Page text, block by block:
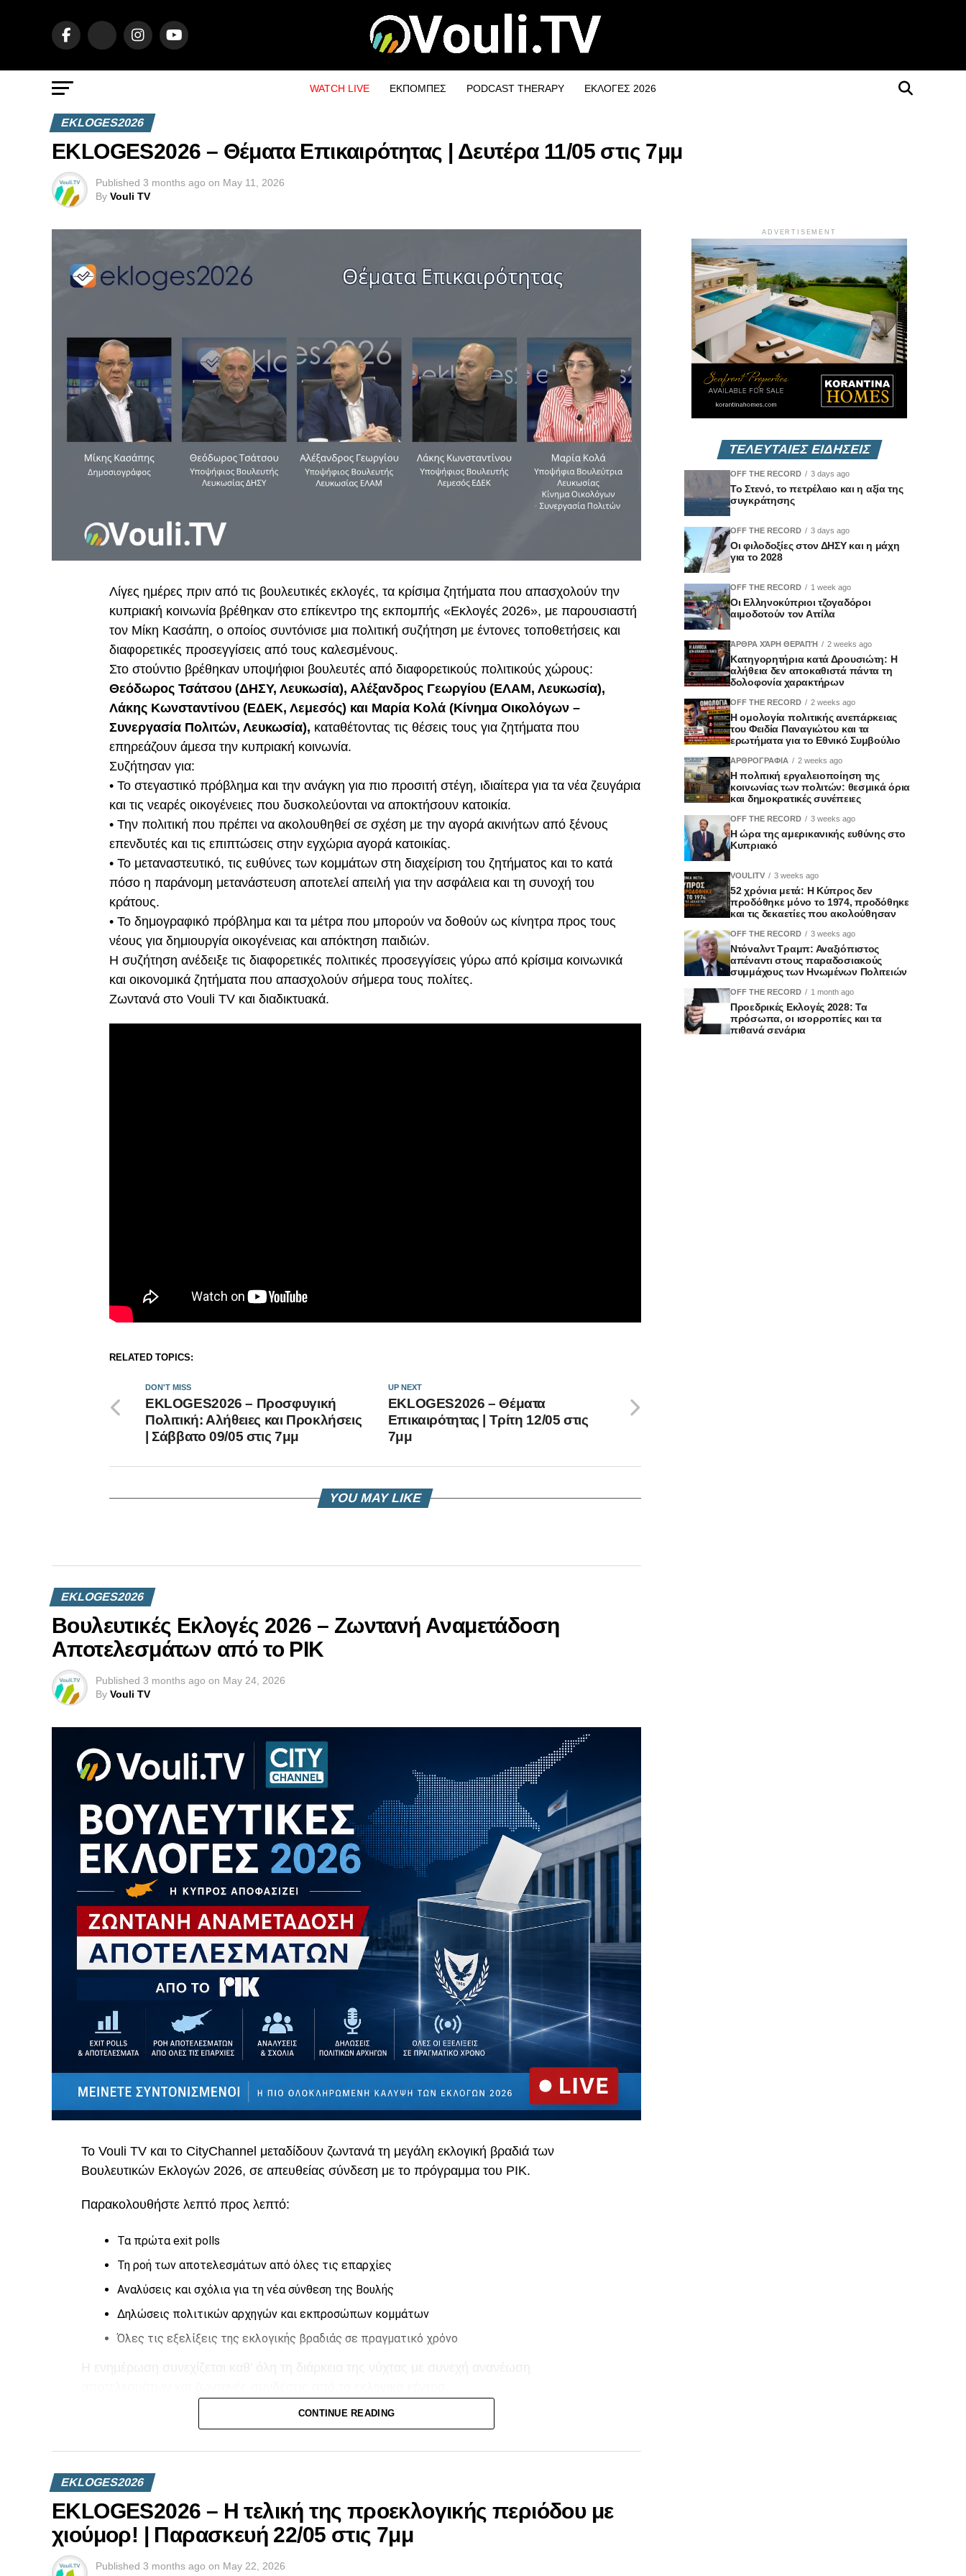
WATCH LIVE ΕΚΠΟΜΠΕΣ PODCAST THERAPY ΕΚΛΟΓΕΣ 2026
EKLOGES2026
EKLOGES2026 – Θέματα Επικαιρότητας | Δευτέρα 11/05 στις 7μμ
Published 3 months ago on May 11, 2026
By Vouli TV
Λίγες ημέρες πριν από τις βουλευτικές εκλογές, τα κρίσιμα ζητήματα που απασχολούν την
κυπριακή κοινωνία βρέθηκαν στο επίκεντρο της εκπομπής «Εκλογές 2026», με παρουσιαστή
τον Μίκη Κασάπη, ο οποίος συντόνισε μια πολιτική συζήτηση με έντονες τοποθετήσεις και
διαφορετικές προσεγγίσεις από τους καλεσμένους.
Στο στούντιο βρέθηκαν υποψήφιοι βουλευτές από διαφορετικούς πολιτικούς χώρους:
Θεόδωρος Τσάτσου (ΔΗΣΥ, Λευκωσία), Αλέξανδρος Γεωργίου (ΕΛΑΜ, Λευκωσία),
Λάκης Κωνσταντίνου (ΕΔΕΚ, Λεμεσός) και Μαρία Κολά (Κίνημα Οικολόγων –
Συνεργασία Πολιτών, Λευκωσία), καταθέτοντας τις θέσεις τους για ζητήματα που
επηρεάζουν άμεσα την κυπριακή κοινωνία.
Συζήτησαν για:
• Το στεγαστικό πρόβλημα και την ανάγκη για πιο προσιτή στέγη, ιδιαίτερα για τα νέα ζευγάρια
και τις νεαρές οικογένειες που δυσκολεύονται να αποκτήσουν κατοικία.
• Την πολιτική που πρέπει να ακολουθηθεί σε σχέση με την αγορά ακινήτων από ξένους
επενδυτές και τις επιπτώσεις στην εγχώρια αγορά κατοικίας.
• Το μεταναστευτικό, τις ευθύνες των κομμάτων στη διαχείριση του ζητήματος και το κατά
πόσο η παράνομη μετανάστευση αποτελεί απειλή για την ασφάλεια και τη συνοχή του
κράτους.
• Το δημογραφικό πρόβλημα και τα μέτρα που μπορούν να δοθούν ως κίνητρα προς τους
νέους για δημιουργία οικογένειας και απόκτηση παιδιών.
Η συζήτηση ανέδειξε τις διαφορετικές πολιτικές προσεγγίσεις γύρω από κρίσιμα κοινωνικά
και οικονομικά ζητήματα που απασχολούν σήμερα τους πολίτες.
Ζωντανά στο Vouli TV και διαδικτυακά.
RELATED TOPICS:
UP NEXT
EKLOGES2026 – Θέματα
Επικαιρότητας | Τρίτη 12/05 στις
7μμ
DON'T MISS
EKLOGES2026 – Προσφυγική
Πολιτική: Αλήθειες και Προκλήσεις
| Σάββατο 09/05 στις 7μμ
YOU MAY LIKE
EKLOGES2026
Βουλευτικές Εκλογές 2026 – Ζωντανή Αναμετάδοση
Αποτελεσμάτων από το ΡΙΚ
Published 3 months ago on May 24, 2026
By Vouli TV
Το Vouli TV και το CityChannel μεταδίδουν ζωντανά τη μεγάλη εκλογική βραδιά των
Βουλευτικών Εκλογών 2026, σε απευθείας σύνδεση με το πρόγραμμα του ΡΙΚ.
Παρακολουθήστε λεπτό προς λεπτό:
Τα πρώτα exit polls
Τη ροή των αποτελεσμάτων από όλες τις επαρχίες
Αναλύσεις και σχόλια για τη νέα σύνθεση της Βουλής
Δηλώσεις πολιτικών αρχηγών και εκπροσώπων κομμάτων
Όλες τις εξελίξεις της εκλογικής βραδιάς σε πραγματικό χρόνο
Μείνετε συντονισμένοι στο Vouli TV και το CityChannel για την πιο ολοκληρωμένη κάλυψη
CONTINUE READING
EKLOGES2026
EKLOGES2026 – H τελική της προεκλογικής περιόδου με
χιούμορ! | Παρασκευή 22/05 στις 7μμ
Published 3 months ago on May 22, 2026
ADVERTISEMENT
ΤΕΛΕΥΤΑΙΕΣ ΕΙΔΗΣΕΙΣ
OFF THE RECORD 3 days ago
Το Στενό, το πετρέλαιο και η αξία της
συγκράτησης
OFF THE RECORD 3 days ago
Οι φιλοδοξίες στον ΔΗΣΥ και η μάχη
για το 2028
OFF THE RECORD 1 week ago
Οι Ελληνοκύπριοι τζογαδόροι
αιμοδοτούν τον Αττίλα
ΆΡΘΡΑ ΧΆΡΗ ΘΕΡΑΠΉ 2 weeks ago
Κατηγορητήρια κατά Δρουσιώτη: Η
αλήθεια δεν αποκαθιστά πάντα τη
δολοφονία χαρακτήρων
OFF THE RECORD 2 weeks ago
Η ομολογία πολιτικής ανεπάρκειας
του Φειδία Παναγιώτου και τα
ερωτήματα για το Εθνικό Συμβούλιο
ΑΡΘΡΟΓΡΑΦΙΑ 2 weeks ago
Η πολιτική εργαλειοποίηση της
κοινωνίας των πολιτών: θεσμικά όρια
και δημοκρατικές συνέπειες
OFF THE RECORD 3 weeks ago
Η ώρα της αμερικανικής ευθύνης στο
Κυπριακό
VOULITV 3 weeks ago
52 χρόνια μετά: Η Κύπρος δεν
προδόθηκε μόνο το 1974, προδόθηκε
και τις δεκαετίες που ακολούθησαν
OFF THE RECORD 3 weeks ago
Ντόναλντ Τραμπ: Αναξιόπιστος
απέναντι στους παραδοσιακούς
συμμάχους των Ηνωμένων Πολιτειών
OFF THE RECORD 1 month ago
Προεδρικές Εκλογές 2028: Τα
πρόσωπα, οι ισορροπίες και τα
πιθανά σενάρια